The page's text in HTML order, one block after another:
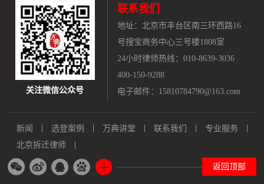
关注微信公众号
联系我们
地址： 北京市丰台区南三环西路16
号搜宝商务中心三号楼1808室
24小时律师热线：010-8639-3036
400-150-9288
电子邮件：15810784790@163.com
新闻 选登案例 万典讲堂 联系我们
专业服务
北京拆迁律师
返回顶部